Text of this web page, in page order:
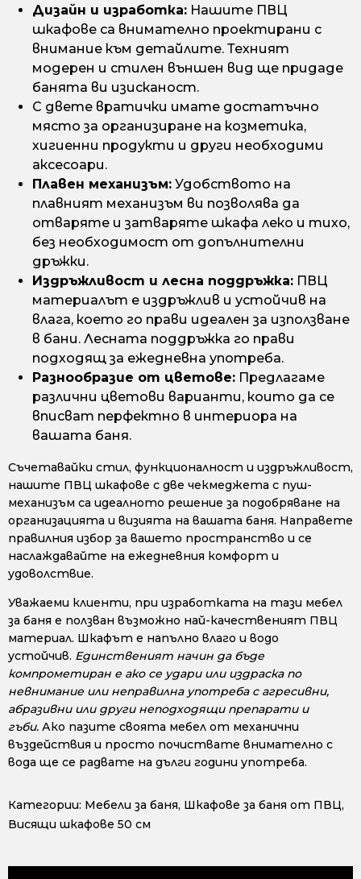
Дизайн и изработка: Нашите ПВЦ
шкафове са внимателно проектирани с
внимание към детайлите. Техният
модерен и стилен външен вид ще придаде
банята ви изисканост.
С двете вратички имате достатъчно
място за организиране на козметика,
хигиенни продукти и други необходими
аксесоари.
Плавен механизъм: Удобството на
плавният механизъм ви позволява да
отваряте и затваряте шкафа леко и тихо,
без необходимост от допълнителни
дръжки.
Издръжливост и лесна поддръжка: ПВЦ
материалът е издръжлив и устойчив на
влага, което го прави идеален за използване
в бани. Лесната поддръжка го прави
подходящ за ежедневна употреба.
Разнообразие от цветове: Предлагаме
различни цветови варианти, които да се
вписват перфектно в интериора на
вашата баня.
Съчетавайки стил, функционалност и издръжливост,
нашите ПВЦ шкафове с две чекмеджета с пуш-
механизъм са идеалното решение за подобряване на
организацията и визията на вашата баня. Направете
правилния избор за вашето пространство и се
наслаждавайте на ежедневния комфорт и
удоволствие.
Уважаеми клиенти, при изработката на тази мебел
за баня е ползван възможно най-качественият ПВЦ
материал. Шкафът е напълно влаго и водо
устойчив. Единственият начин да бъде
компрометиран е ако се удари или издраска по
невнимание или неправилна употреба с агресивни,
абразивни или други неподходящи препарати и
гъби. Ако пазите своята мебел от механични
въздействия и просто почиствате внимателно с
вода ще се радвате на дълги години употреба.
Категории: Мебели за баня, Шкафове за баня от ПВЦ,
Висящи шкафове 50 см